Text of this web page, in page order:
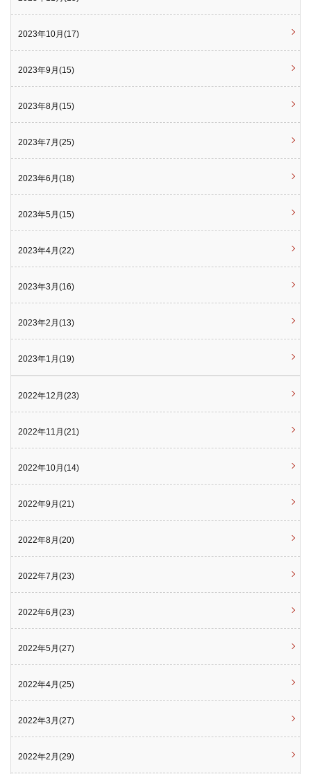
2023年10月(17)
2023年9月(15)
2023年8月(15)
2023年7月(25)
2023年6月(18)
2023年5月(15)
2023年4月(22)
2023年3月(16)
2023年2月(13)
2023年1月(19)
2022年12月(23)
2022年11月(21)
2022年10月(14)
2022年9月(21)
2022年8月(20)
2022年7月(23)
2022年6月(23)
2022年5月(27)
2022年4月(25)
2022年3月(27)
2022年2月(29)